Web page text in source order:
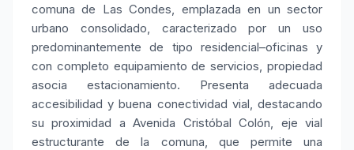
comuna de Las Condes, emplazada en un sector
urbano consolidado, caracterizado por un uso
predominantemente de tipo residencial–oficinas y
con completo equipamiento de servicios, propiedad
asocia estacionamiento. Presenta adecuada
accesibilidad y buena conectividad vial, destacando
su proximidad a Avenida Cristóbal Colón, eje vial
estructurante de la comuna, que permite una